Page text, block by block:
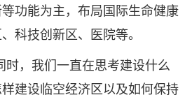
功能为主，布局国际生命健康
科技创新区、医院等。
，我们一直在思考建设什么
建设临空经济区以及如何保持